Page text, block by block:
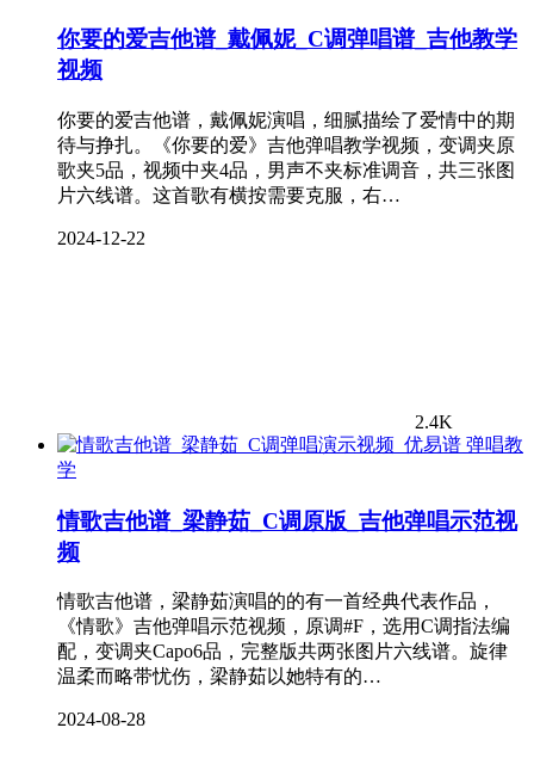
你要的爱吉他谱_戴佩妮_C调弹唱谱_吉他教学
视频
你要的爱吉他谱，戴佩妮演唱，细腻描绘了爱情中的期
待与挣扎。《你要的爱》吉他弹唱教学视频，变调夹原
歌夹5品，视频中夹4品，男声不夹标准调音，共三张图
片六线谱。这首歌有横按需要克服，右…
2024-12-22
2.4K
弹唱教
学
情歌吉他谱_梁静茹_C调原版_吉他弹唱示范视
频
情歌吉他谱，梁静茹演唱的的有一首经典代表作品，
《情歌》吉他弹唱示范视频，原调#F，选用C调指法编
配，变调夹Capo6品，完整版共两张图片六线谱。旋律
温柔而略带忧伤，梁静茹以她特有的…
2024-08-28